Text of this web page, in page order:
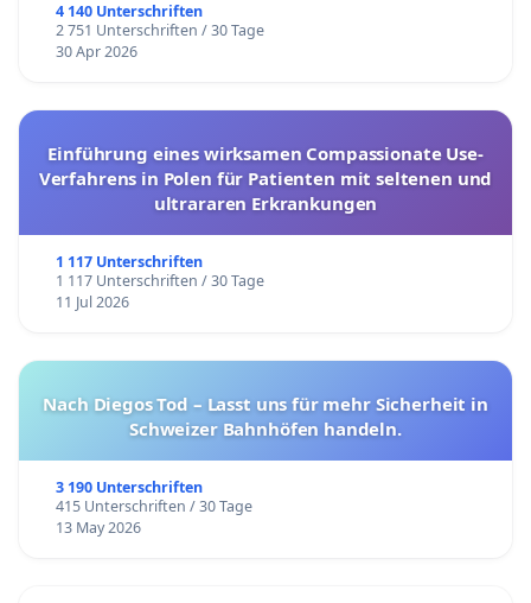
4 140 Unterschriften
2 751 Unterschriften / 30 Tage
30 Apr 2026
Einführung eines wirksamen Compassionate Use-
Verfahrens in Polen für Patienten mit seltenen und
ultrararen Erkrankungen
1 117 Unterschriften
1 117 Unterschriften / 30 Tage
11 Jul 2026
Nach Diegos Tod – Lasst uns für mehr Sicherheit in
Schweizer Bahnhöfen handeln.
3 190 Unterschriften
415 Unterschriften / 30 Tage
13 May 2026